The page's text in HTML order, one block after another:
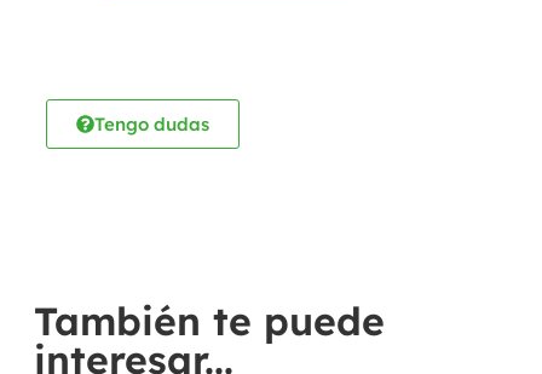
Tengo dudas
También te puede
interesar...